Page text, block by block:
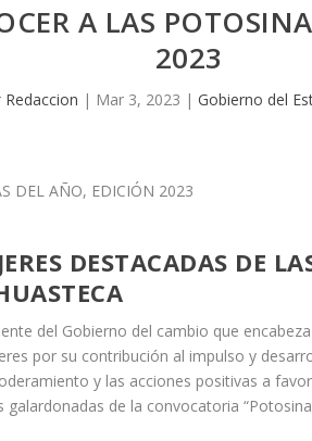
A LAS
2023
Redaccion | Mar 3, 2023 | Gobierno del
DESTACADAS DE
del Gobierno del cambio que
por su contribución al impulso y
y las acciones positivas a
de la convocatoria